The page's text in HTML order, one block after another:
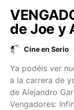
de Joe y
Cine en Serio
Ya podéis ver
a la carrera de
de Alejandro
Vengadores: